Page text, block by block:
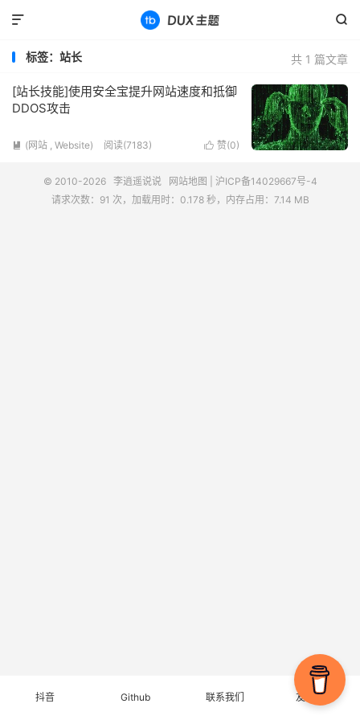


共 1 篇文章
标签：站长
[站长技能]使用安全宝提升网站速度和抵御
DDOS攻击
 赞(0)
 (网站 , Website) 阅读(7183)
© 2010-2026 李逍遥说说 网站地图
沪ICP备14029667号-4
请求次数：91 次，加载用时：0.178 秒，内存占用：7.14 MB
抖音 Github 联系我们 友情链接